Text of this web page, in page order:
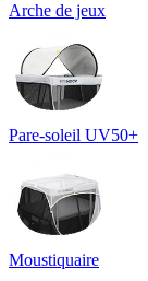
Arche de jeux
Pare-soleil UV50+
Moustiquaire